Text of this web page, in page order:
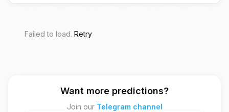
Failed to load. Retry
Want more predictions?
Join our Telegram channel